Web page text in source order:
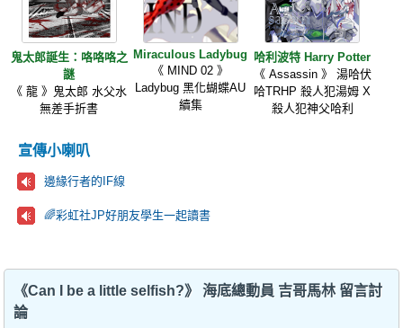
鬼太郎誕生：咯咯咯之
謎
《 龍 》鬼太郎 水父水
無差手折書
Miraculous Ladybug
《 MIND 02 》
Ladybug 黑化蝴蝶AU
續集
哈利波特 Harry Potter
《 Assassin 》 湯哈伏
哈TRHP 殺人犯湯姆 X
殺人犯神父哈利
宣傳小喇叭
邊緣行者的IF線
🌈彩虹社JP好朋友學生一起讀書
《Can I be a little selfish?》 海底總動員 吉哥馬林 留言討
論